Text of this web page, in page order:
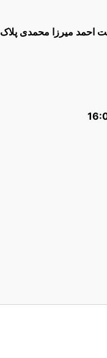
احمد میرزا محمدی پلاک 15